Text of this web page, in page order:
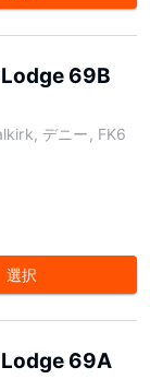
69B
デニー, FK6
選択
69A